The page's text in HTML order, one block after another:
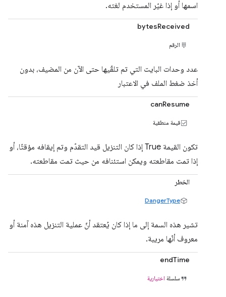
اسمها أو إذا غيّر المستخدم لغته.
bytesReceived
الرقم
عدد وحدات البايت التي تم تلقّيها حتى الآن من المضيف، بدون
أخذ ضغط الملف في الاعتبار
canResume
قيمة منطقية
تكون القيمة True إذا كان التنزيل قيد التقدّم وتم إيقافه مؤقتًا، أو
إذا تمت مقاطعته ويمكن استئنافه من حيث تمت مقاطعته.
الخطر
DangerType
تشير هذه السمة إلى ما إذا كان يُعتقد أنّ عملية التنزيل هذه آمنة أو
معروف أنّها مريبة.
endTime
سلسلة اختيارية